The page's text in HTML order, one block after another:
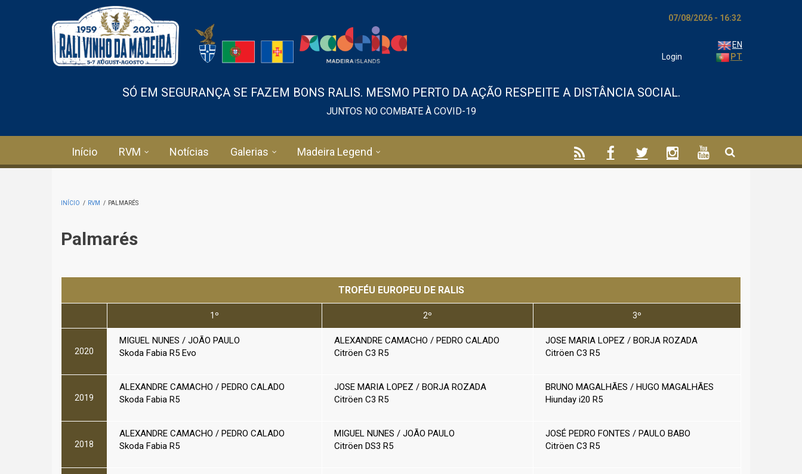
Passar para o conteúdo principal
07/08/2026 - 16:32
Login
EN
PT
SÓ EM SEGURANÇA SE FAZEM BONS RALIS. MESMO PERTO DA AÇÃO RESPEITE A DISTÂNCIA SOCIAL.
JUNTOS NO COMBATE À COVID-19
Início RVM Notícias Galerias Madeira Legend
INÍCIO / RVM / PALMARÉS
Palmarés
TROFÉU EUROPEU DE RALIS
1º 2º 3º
2020
MIGUEL NUNES / JOÃO PAULO
Skoda Fabia R5 Evo
ALEXANDRE CAMACHO / PEDRO CALADO
Citröen C3 R5
JOSE MARIA LOPEZ / BORJA ROZADA
Citröen C3 R5
2019
ALEXANDRE CAMACHO / PEDRO CALADO
Skoda Fabia R5
JOSE MARIA LOPEZ / BORJA ROZADA
Citröen C3 R5
BRUNO MAGALHÃES / HUGO MAGALHÃES
Hiunday i20 R5
2018
ALEXANDRE CAMACHO / PEDRO CALADO
Skoda Fabia R5
MIGUEL NUNES / JOÃO PAULO
Citröen DS3 R5
JOSÉ PEDRO FONTES / PAULO BABO
Citröen C3 R5